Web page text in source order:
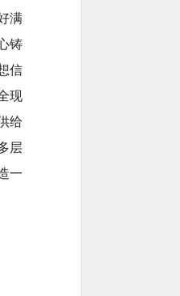
满
铸
信
现
给
层
一